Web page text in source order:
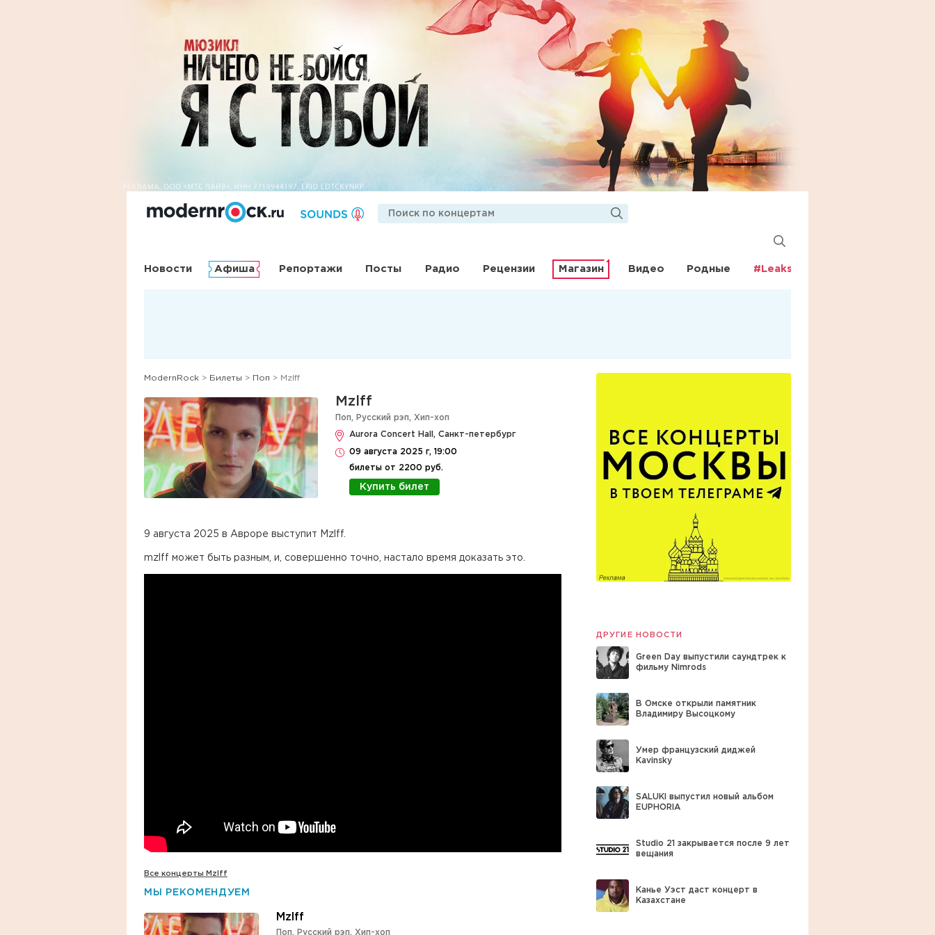
Новости Афиша Репортажи Посты Радио Рецензии Магазин Видео Родные #Leaks
ModernRock > Билеты > Поп > Mzlff
Mzlff
Поп, Русский рэп, Хип-хоп
Aurora Concert Hall, Санкт-петербург
09 августа 2025 г, 19:00
билеты от 2200 руб.
Купить билет
9 августа 2025 в Авроре выступит Mzlff.
mzlff может быть разным, и, совершенно точно, настало время доказать это.
Все концерты Mzlff
МЫ РЕКОМЕНДУЕМ
Mzlff
Поп, Русский рэп, Хип-хоп
ДРУГИЕ НОВОСТИ
Green Day выпустили саундтрек к
фильму Nimrods
В Омске открыли памятник
Владимиру Высоцкому
Умер французский диджей
Kavinsky
SALUKI выпустил новый альбом
EUPHORIA
Studio 21 закрывается после 9 лет
вещания
Канье Уэст даст концерт в
Казахстане